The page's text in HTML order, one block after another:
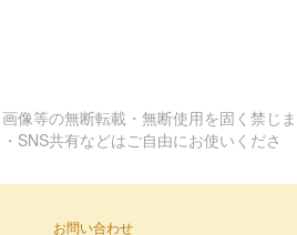
像等の無断転載・無断使用を固く禁じま
SNS共有などはご自由にお使いくださ
お問い合わせ